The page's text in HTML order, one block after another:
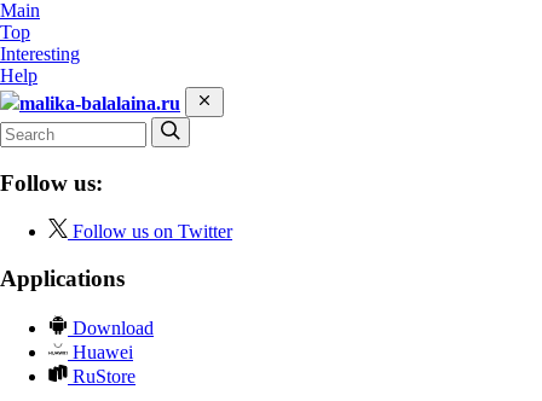
Main
Top
Interesting
Help
malika-balalaina.ru
Follow us:
Follow us on Twitter
Applications
Download
Huawei
RuStore